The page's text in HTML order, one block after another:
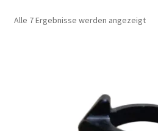
Alle 7 Ergebnisse werden angezeigtNach